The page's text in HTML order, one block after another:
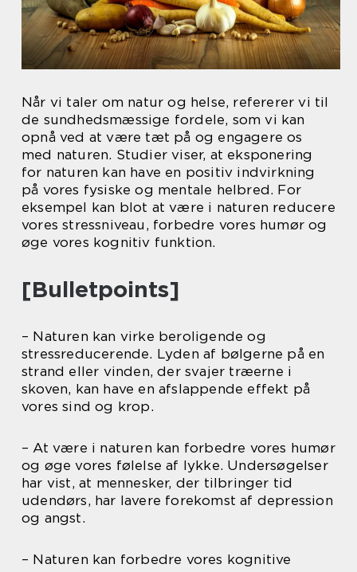
Når vi taler om natur og helse, refererer vi til
de sundhedsmæssige fordele, som vi kan
opnå ved at være tæt på og engagere os
med naturen. Studier viser, at eksponering
for naturen kan have en positiv indvirkning
på vores fysiske og mentale helbred. For
eksempel kan blot at være i naturen reducere
vores stressniveau, forbedre vores humør og
øge vores kognitiv funktion.
[Bulletpoints]
– Naturen kan virke beroligende og
stressreducerende. Lyden af bølgerne på en
strand eller vinden, der svajer træerne i
skoven, kan have en afslappende effekt på
vores sind og krop.
– At være i naturen kan forbedre vores humør
og øge vores følelse af lykke. Undersøgelser
har vist, at mennesker, der tilbringer tid
udendørs, har lavere forekomst af depression
og angst.
– Naturen kan forbedre vores kognitive